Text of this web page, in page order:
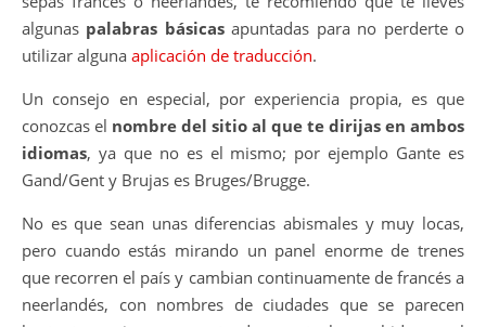
algunas palabras básicasapuntadas para no perderte o
utilizar alguna aplicación de traducción.
Un consejo en especial, por experiencia propia, es que
conozcas el nombre del sitio al que te dirijas en ambos
idiomas, ya que no es el mismo; por ejemplo Gante es
Gand/Gent y Brujas es Bruges/Brugge.
No es que sean unas diferencias abismales y muy locas,
pero cuando estás mirando un panel enorme de trenes
que recorren el país y cambian continuamente de francés a
neerlandés, con nombres de ciudades que se parecen